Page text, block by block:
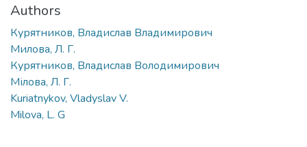
Authors
Курятников, Владислав Владимирович
Милова, Л. Г.
Курятников, Владислав Володимирович
Мілова, Л. Г.
Kuriatnykov, Vladyslav V.
Milova, L. G